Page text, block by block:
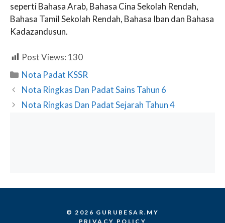
seperti Bahasa Arab, Bahasa Cina Sekolah Rendah,
Bahasa Tamil Sekolah Rendah, Bahasa Iban dan Bahasa
Kadazandusun.
Post Views: 130
Categories
Nota Padat KSSR
Nota Ringkas Dan Padat Sains Tahun 6
Nota Ringkas Dan Padat Sejarah Tahun 4
© 2026 GURUBESAR.MY
PRIVACY POLICY